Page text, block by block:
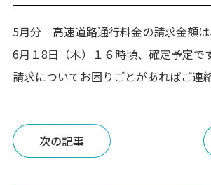
5月分 高速道路通行料金の請求金額は
6月１8日（木）１６時頃、確定予定です
請求についてお困りごとがあればご連
次の記事